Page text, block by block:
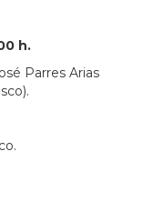
h.
Parres Arias